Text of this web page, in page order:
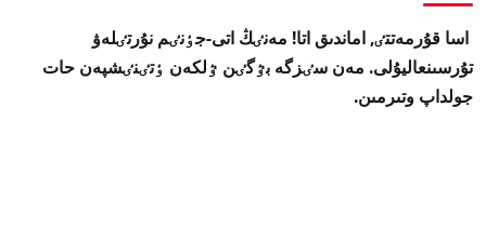
اسا قۇرمەتتٸ, اماندىق اتا! مەنٸڭ اتى-جٶنٸم نۇرتٸلەۋ
تۇرسىنعاليۇلى. مەن سٸزگە بٷگٸن ٷلكەن ٶتٸنٸشپەن حات
جولداپ وتىرمىن.